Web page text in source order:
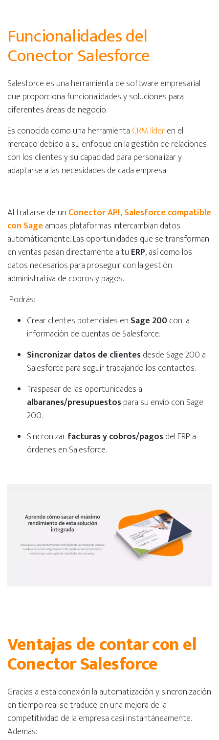
Funcionalidades del
Conector Salesforce
Salesforce es una herramienta de software empresarial
que proporciona funcionalidades y soluciones para
diferentes áreas de negocio.
Es conocida como una herramienta CRM líderen el
mercado debido a su enfoque en la gestión de relaciones
con los clientes y su capacidad para personalizar y
adaptarse a las necesidades de cada empresa.
Al tratarse de un Conector API, Salesforce compatible
con Sage ambas plataformas intercambian datos
automáticamente. Las oportunidades que se transforman
en ventas pasan directamente a tu ERP, así como los
datos necesarios para proseguir con la gestión
administrativa de cobros y pagos.
Podrás:
Crear clientes potenciales en Sage 200con la
información de cuentas de Salesforce.
Sincronizar datos de clientesdesde Sage 200 a
Salesforce para seguir trabajando los contactos.
Traspasar de las oportunidades a
albaranes/presupuestospara su envío con Sage
200.
Sincronizarfacturas y cobros/pagosdel ERP a
órdenes en Salesforce.
Ventajas de contar con el
Conector Salesforce
Gracias a esta conexión la automatización y sincronización
en tiempo real se traduce en una mejora de la
competitividad de la empresa casi instantáneamente.
Además: